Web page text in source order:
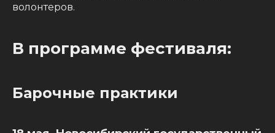
волонтеров.
В программе фестиваля:
Барочные практики